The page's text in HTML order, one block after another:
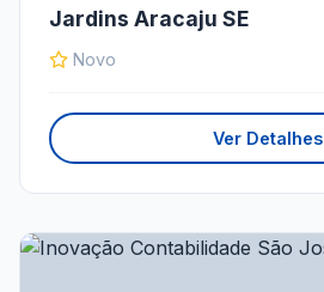
Jardins Aracaju SE
Novo
Ver Detalhes